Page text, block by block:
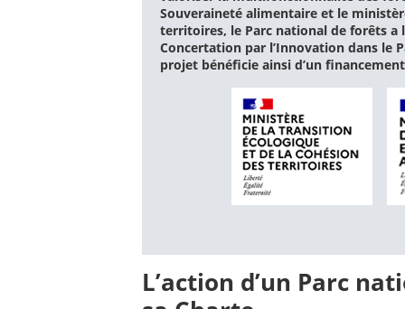
Souveraineté alimentaire et le
territoires, le Parc national de forêts
Concertation par l’Innovation dans le
projet bénéficie ainsi d’un
L’action d’un Parc